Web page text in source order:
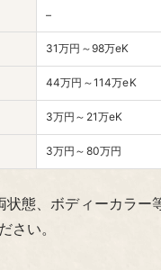
–
31万円～98万eK
44万円～114万eK
3万円～21万eK
3万円～80万円
態、ボディーカラー
さい。